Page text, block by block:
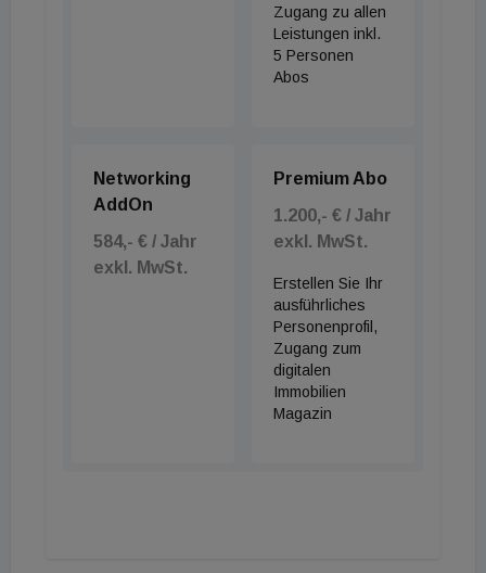
Zugang zu allen
Leistungen inkl.
5 Personen
Abos
Networking
AddOn
584,- € / Jahr
exkl. MwSt.
Premium Abo
1.200,- € / Jahr
exkl. MwSt.
Erstellen Sie Ihr
ausführliches
Personenprofil,
Zugang zum
digitalen
Immobilien
Magazin